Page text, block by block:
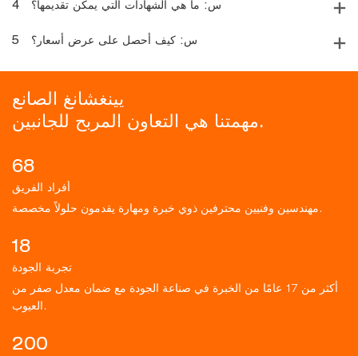
4 س: ما هي الشهادات التي يمكن تقديمها؟
5 س: كيف أحصل على عرض أسعار؟
يينغشانغ الصانع
مهمتنا هي التعاون المربح للجانبين.
68
أفراد الفريق
مهندسين وفنيين محترفين ذوي خبرة ومهارة يقدمون حلولاً مخصصة.
18
تجربة الجودة
أكثر من 17 عامًا من الخبرة في صناعة الجودة مع ضمان معدل صفر من
العيوب.
200